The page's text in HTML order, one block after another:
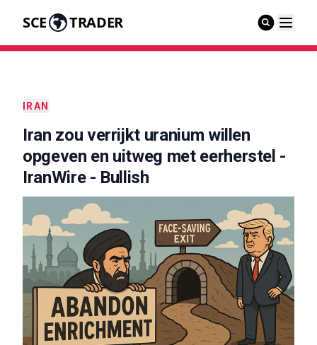
SCE TRADER
IRAN
Iran zou verrijkt uranium willen
opgeven en uitweg met eerherstel -
IranWire - Bullish